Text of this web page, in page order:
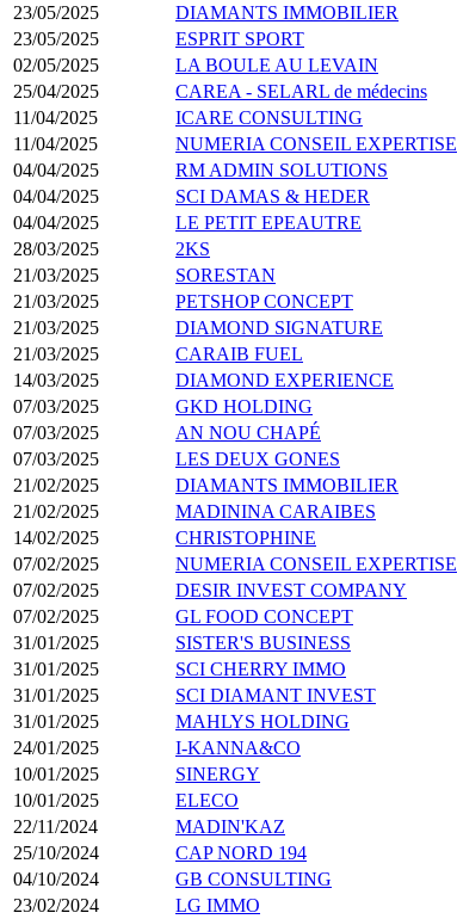
23/05/2025
DIAMANTS IMMOBILIER
23/05/2025
ESPRIT SPORT
02/05/2025
LA BOULE AU LEVAIN
25/04/2025
CAREA - SELARL de médecins
11/04/2025
ICARE CONSULTING
11/04/2025
NUMERIA CONSEIL EXPERTISE
04/04/2025
RM ADMIN SOLUTIONS
04/04/2025
SCI DAMAS & HEDER
04/04/2025
LE PETIT EPEAUTRE
28/03/2025
2KS
21/03/2025
SORESTAN
21/03/2025
PETSHOP CONCEPT
21/03/2025
DIAMOND SIGNATURE
21/03/2025
CARAIB FUEL
14/03/2025
DIAMOND EXPERIENCE
07/03/2025
GKD HOLDING
07/03/2025
AN NOU CHAPÉ
07/03/2025
LES DEUX GONES
21/02/2025
DIAMANTS IMMOBILIER
21/02/2025
MADININA CARAIBES
14/02/2025
CHRISTOPHINE
07/02/2025
NUMERIA CONSEIL EXPERTISE
07/02/2025
DESIR INVEST COMPANY
07/02/2025
GL FOOD CONCEPT
31/01/2025
SISTER'S BUSINESS
31/01/2025
SCI CHERRY IMMO
31/01/2025
SCI DIAMANT INVEST
31/01/2025
MAHLYS HOLDING
24/01/2025
I-KANNA&CO
10/01/2025
SINERGY
10/01/2025
ELECO
22/11/2024
MADIN'KAZ
25/10/2024
CAP NORD 194
04/10/2024
GB CONSULTING
23/02/2024
LG IMMO